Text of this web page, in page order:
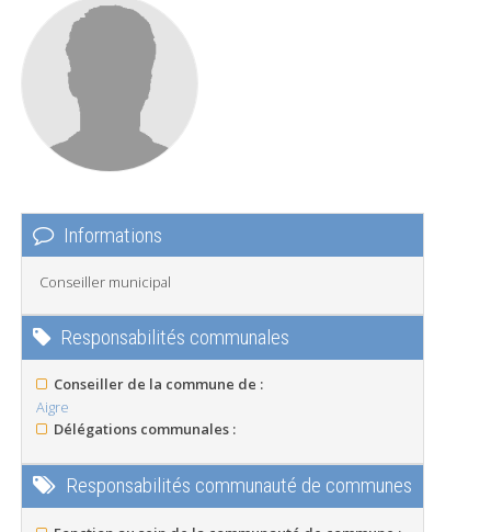
Informations
Conseiller municipal
Responsabilités communales
Conseiller de la commune de :
Aigre
Délégations communales :
Responsabilités communauté de communes